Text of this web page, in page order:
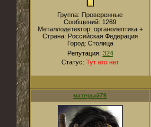
Группа: Проверенные
Сообщений: 1269
Металлодетектор: органолептика +
Страна: Российская Федерация
Город: Столица
Репутация: 324
Статус: Тут его нет
матерый79